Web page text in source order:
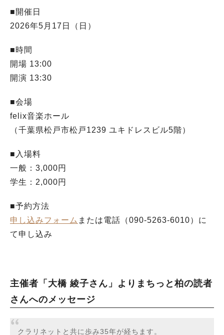
■開催日
2026年5月17日（日）
■時間
開場 13:00
開演 13:30
■会場
felix音楽ホール
（千葉県松戸市松戸1239 ユキドレスビル5階）
■入場料
一般：3,000円
学生：2,000円
■予約方法
申し込みフォーム または電話（090-5263-6010）に
て申し込み
主催者「大橋 綾子さん」よりまちっと柏の読者
さんへのメッセージ
クラリネットと共に歩み35年が経ちます。